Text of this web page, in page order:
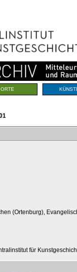
ORTE
(Ortenburg),
für